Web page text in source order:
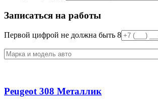
Записаться на работы
Первой цифрой не должна быть 8
Peugeot 308 Металлик